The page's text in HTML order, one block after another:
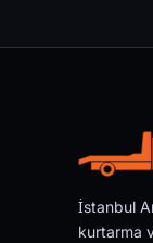
İstanbul
kurtarma